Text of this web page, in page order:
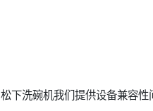
松下洗碗机我们提供设备兼容性